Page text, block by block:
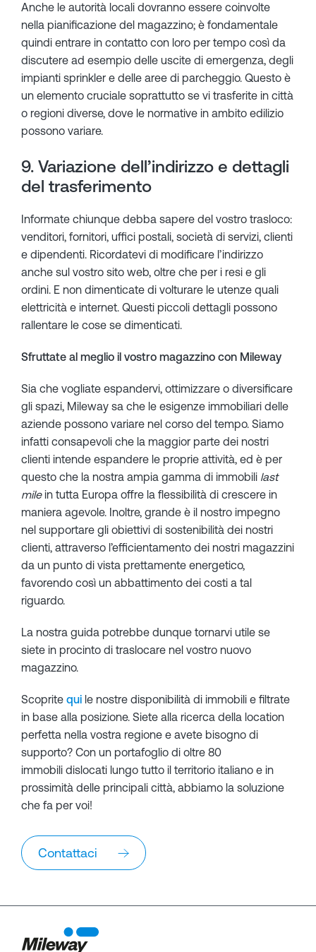
Anche le autorità locali dovranno essere coinvolte
nella pianificazione del magazzino; è fondamentale
quindi entrare in contatto con loro per tempo così da
discutere ad esempio delle uscite di emergenza, degli
impianti sprinkler e delle aree di parcheggio. Questo è
un elemento cruciale soprattutto se vi trasferite in città
o regioni diverse, dove le normative in ambito edilizio
possono variare.
9. Variazione dell’indirizzo e dettagli
del trasferimento
Informate chiunque debba sapere del vostro trasloco:
venditori, fornitori, uffici postali, società di servizi, clienti
e dipendenti. Ricordatevi di modificare l’indirizzo
anche sul vostro sito web, oltre che per i resi e gli
ordini. E non dimenticate di volturare le utenze quali
elettricità e internet. Questi piccoli dettagli possono
rallentare le cose se dimenticati.
Sfruttate al meglio il vostro magazzino con Mileway
Sia che vogliate espandervi, ottimizzare o diversificare
gli spazi, Mileway sa che le esigenze immobiliari delle
aziende possono variare nel corso del tempo. Siamo
infatti consapevoli che la maggior parte dei nostri
clienti intende espandere le proprie attività, ed è per
questo che la nostra ampia gamma di immobili last
milein tutta Europa offre la flessibilità di crescere in
maniera agevole. Inoltre, grande è il nostro impegno
nel supportare gli obiettivi di sostenibilità dei nostri
clienti, attraverso l’efficientamento dei nostri magazzini
da un punto di vista prettamente energetico,
favorendo così un abbattimento dei costi a tal
riguardo.
La nostra guida potrebbe dunque tornarvi utile se
siete in procinto di traslocare nel vostro nuovo
magazzino.
Scoprite qui le nostre disponibilità di immobili e filtrate
in base alla posizione. Siete alla ricerca della location
perfetta nella vostra regione e avete bisogno di
supporto? Con un portafoglio di oltre 80
immobili dislocati lungo tutto il territorio italiano e in
prossimità delle principali città, abbiamo la soluzione
che fa per voi!
Contattaci